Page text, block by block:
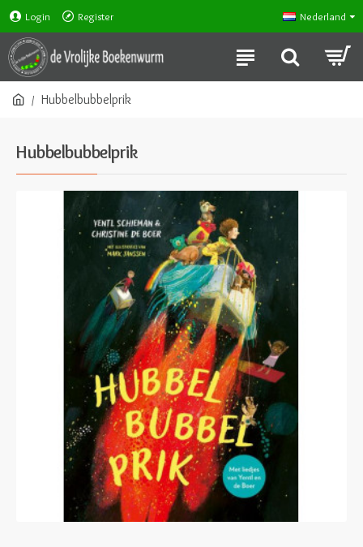
Login Register Nederland
Hubbelbubbelprik
Hubbelbubbelprik